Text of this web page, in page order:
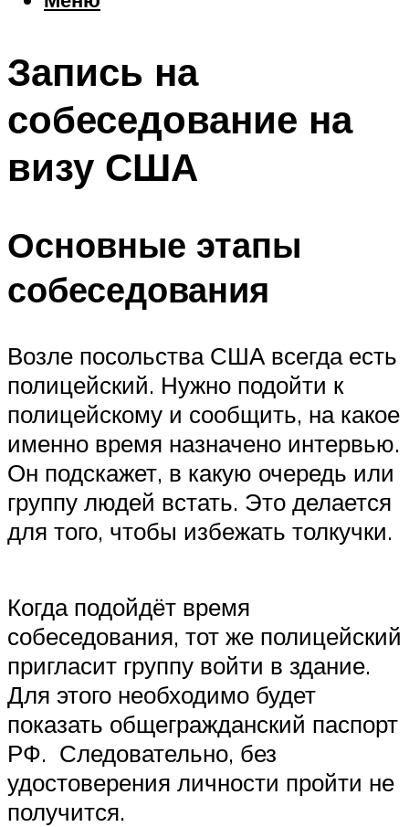
Шоппинг
Что посетить
Меню
Запись на
собеседование на
визу США
Основные этапы
собеседования
Возле посольства США всегда есть
полицейский. Нужно подойти к
полицейскому и сообщить, на какое
именно время назначено интервью.
Он подскажет, в какую очередь или
группу людей встать. Это делается
для того, чтобы избежать толкучки.
Когда подойдёт время
собеседования, тот же полицейский
пригласит группу войти в здание.
Для этого необходимо будет
показать общегражданский паспорт
РФ. Следовательно, без
удостоверения личности пройти не
получится.